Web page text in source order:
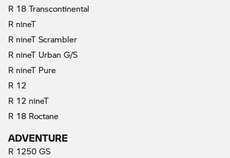
R 18 Transcontinental
R nineT
R nineT Scrambler
R nineT Urban G/S
R nineT Pure
R 12
R 12 nineT
R 18 Roctane
ADVENTURE
R 1250 GS